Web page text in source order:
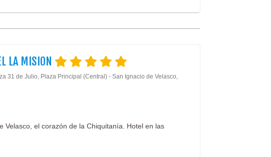
LA MISION
31 de Julio, Plaza Principal (Central) - San Ignacio de Velasco,
Velasco, el corazón de la Chiquitanía. Hotel en las